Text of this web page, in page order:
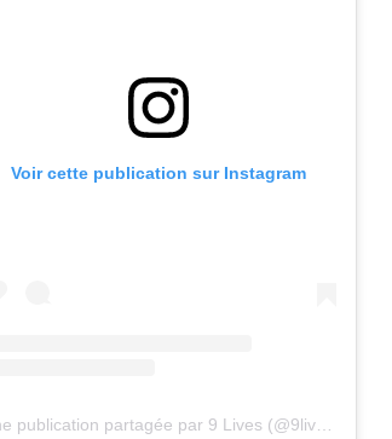
Voir cette publication sur Instagram